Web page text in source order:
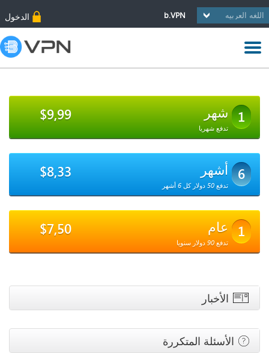
b.VPN الدخول
1 شهر $9,99
تدفع شهريا
6 أشهر $8,33
تدفع 50 دولار كل 6 أشهر
1 عام $7,50
تدفع 90 دولار سنويا
الأخبار
الأسئلة المتكررة